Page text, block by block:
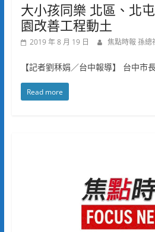
大小孩同樂 北區、北
園改善工程動土
2019 年 8 月 19 日 焦點時報 孫總
【記者劉秝娟／台中報導】 台中市
Read more